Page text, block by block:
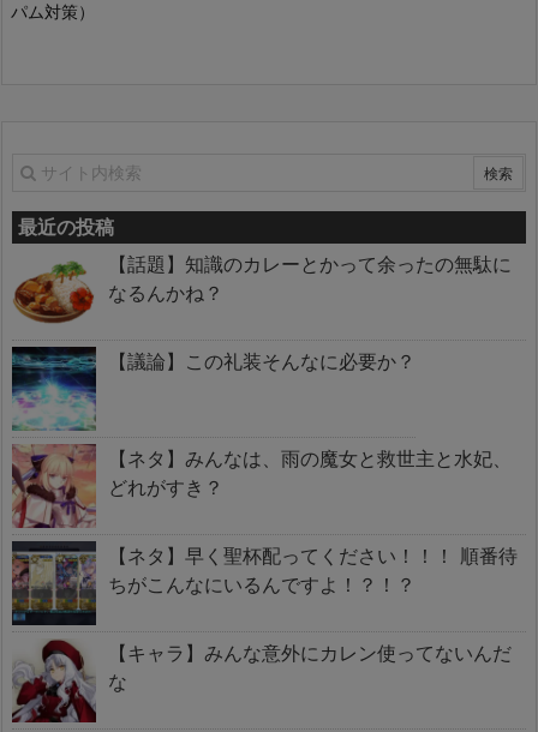
パム対策）
最近の投稿
【話題】知識のカレーとかって余ったの無駄に
なるんかね？
【議論】この礼装そんなに必要か？
【ネタ】みんなは、雨の魔女と救世主と水妃、
どれがすき？
【ネタ】早く聖杯配ってください！！！ 順番待
ちがこんなにいるんですよ！？！？
【キャラ】みんな意外にカレン使ってないんだ
な